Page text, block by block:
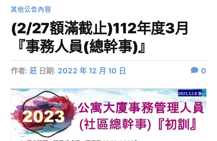
其他公告內容
(2/27額滿截止)112年度3月
『事務人員(總幹事)』
作者:莊 日期: 2022 年 12 月 10 日 0